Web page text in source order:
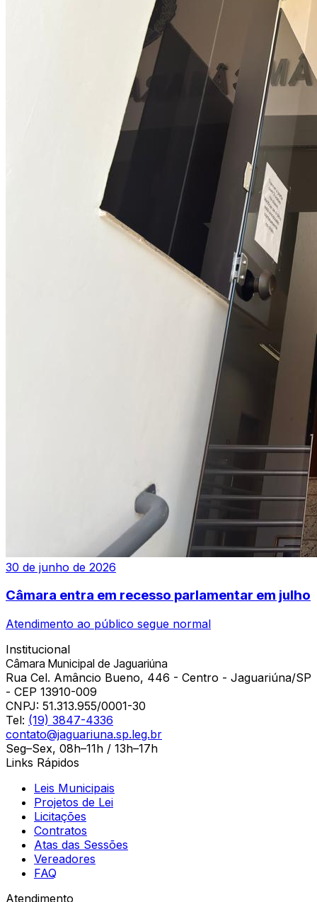
30 de junho de 2026
Câmara entra em recesso parlamentar em julho
Atendimento ao público segue normal
Institucional
Câmara Municipal de Jaguariúna
Rua Cel. Amâncio Bueno, 446 - Centro - Jaguariúna/SP
- CEP 13910-009
CNPJ: 51.313.955/0001-30
Tel: (19) 3847-4336
contato@jaguariuna.sp.leg.br
Seg–Sex, 08h–11h / 13h–17h
Links Rápidos
Leis Municipais
Projetos de Lei
Licitações
Contratos
Atas das Sessões
Vereadores
FAQ
Atendimento